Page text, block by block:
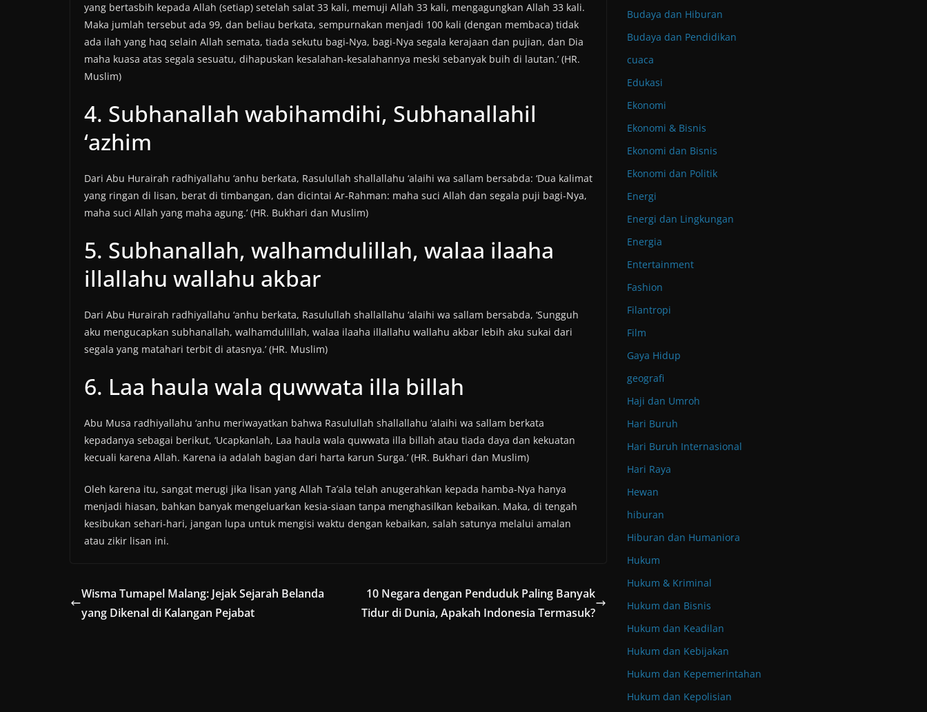
yang bertasbih kepada Allah (setiap) setelah salat 33 kali, memuji Allah 33 kali, mengagungkan Allah 33 kali.
Maka jumlah tersebut ada 99, dan beliau berkata, sempurnakan menjadi 100 kali (dengan membaca) tidak
ada ilah yang haq selain Allah semata, tiada sekutu bagi-Nya, bagi-Nya segala kerajaan dan pujian, dan Dia
maha kuasa atas segala sesuatu, dihapuskan kesalahan-kesalahannya meski sebanyak buih di lautan.’ (HR.
Muslim)
4. Subhanallah wabihamdihi, Subhanallahil
‘azhim
Dari Abu Hurairah radhiyallahu ‘anhu berkata, Rasulullah shallallahu ‘alaihi wa sallam bersabda: ‘Dua kalimat
yang ringan di lisan, berat di timbangan, dan dicintai Ar-Rahman: maha suci Allah dan segala puji bagi-Nya,
maha suci Allah yang maha agung.’ (HR. Bukhari dan Muslim)
5. Subhanallah, walhamdulillah, walaa ilaaha
illallahu wallahu akbar
Dari Abu Hurairah radhiyallahu ‘anhu berkata, Rasulullah shallallahu ‘alaihi wa sallam bersabda, ‘Sungguh
aku mengucapkan subhanallah, walhamdulillah, walaa ilaaha illallahu wallahu akbar lebih aku sukai dari
segala yang matahari terbit di atasnya.’ (HR. Muslim)
6. Laa haula wala quwwata illa billah
Abu Musa radhiyallahu ‘anhu meriwayatkan bahwa Rasulullah shallallahu ‘alaihi wa sallam berkata
kepadanya sebagai berikut, ‘Ucapkanlah, Laa haula wala quwwata illa billah atau tiada daya dan kekuatan
kecuali karena Allah. Karena ia adalah bagian dari harta karun Surga.’ (HR. Bukhari dan Muslim)
Oleh karena itu, sangat merugi jika lisan yang Allah Ta’ala telah anugerahkan kepada hamba-Nya hanya
menjadi hiasan, bahkan banyak mengeluarkan kesia-siaan tanpa menghasilkan kebaikan. Maka, di tengah
kesibukan sehari-hari, jangan lupa untuk mengisi waktu dengan kebaikan, salah satunya melalui amalan
atau zikir lisan ini.
Wisma Tumapel Malang: Jejak Sejarah Belanda
yang Dikenal di Kalangan Pejabat
10 Negara dengan Penduduk Paling Banyak
Tidur di Dunia, Apakah Indonesia Termasuk?
Budaya dan Hiburan
Budaya dan Pendidikan
cuaca
Edukasi
Ekonomi
Ekonomi & Bisnis
Ekonomi dan Bisnis
Ekonomi dan Politik
Energi
Energi dan Lingkungan
Energia
Entertainment
Fashion
Filantropi
Film
Gaya Hidup
geografi
Haji dan Umroh
Hari Buruh
Hari Buruh Internasional
Hari Raya
Hewan
hiburan
Hiburan dan Humaniora
Hukum
Hukum & Kriminal
Hukum dan Bisnis
Hukum dan Keadilan
Hukum dan Kebijakan
Hukum dan Kepemerintahan
Hukum dan Kepolisian